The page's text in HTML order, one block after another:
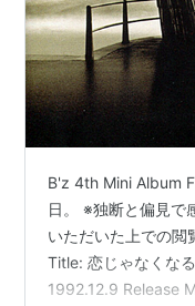
B'z 4th Mini Album
日。 ※独断と偏見で
いただいた上での
Title: 恋じゃなくな
1992.12.9 Release